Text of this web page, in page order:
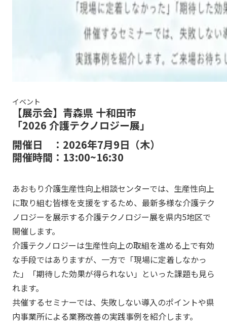
イベント
【展示会】青森県 十和田市
「2026 介護テクノロジー展」
開催日 ：2026年7月9日（木）
開催時間：13:00~16:30
あおもり介護生産性向上相談センターでは、生産性向上
に取り組む皆様を支援をするため、最新多様な介護テク
ノロジーを展示する介護テクノロジー展を県内5地区で
開催します。
介護テクノロジーは生産性向上の取組を進める上で有効
な手段ではありますが、一方で「現場に定着しなかっ
た」「期待した効果が得られない」といった課題も見ら
れます。
共催するセミナーでは、失敗しない導入のポイントや県
内事業所による業務改善の実践事例を紹介します。